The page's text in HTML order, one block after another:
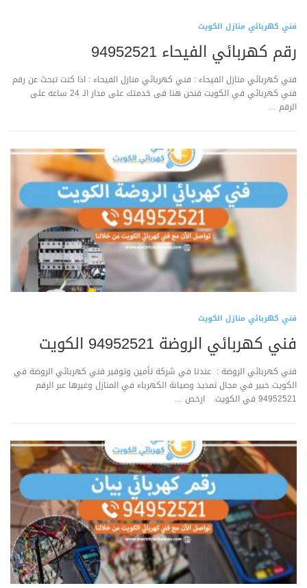
فني كهربائي منازل الكويت
رقم كهربائي الفيحاء 94952521
فني كهربائي منازل الفيحاء : فني كهربائي منازل الفيحاء : اذا كنت تبحث عن رقم
فني كهربائي في الكويت فنحن هنا فى خدمتك على مدار الـ 24 ساعه على
الرقم …
فني كهربائي منازل الكويت
فني كهربائي الروضة 94952521 الكويت
فني كهربائي الروضة : عندنا في شركة تأمين وتوفير فني كهربائي الروضة في
الكويت خبير في مجال تمديد وصيانة الكهرباء في المنازل وغيرها عبر الرقم
94952521 في الكويت. ارخص …